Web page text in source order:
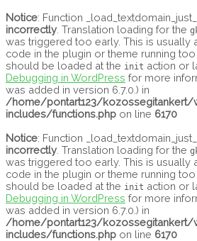
Notice: Function
incorrectly . Translation loading for the
was triggered too early. This is usually
code in the plugin or theme running
should be loaded at the init action or
Debugging in WordPress for more
was added in version 6.7.0.) in
/home/pontart123/kozossegitankert/
includes/functions.php on line 6170
Notice: Function
incorrectly . Translation loading for the
was triggered too early. This is usually
code in the plugin or theme running
should be loaded at the init action or
Debugging in WordPress for more
was added in version 6.7.0.) in
/home/pontart123/kozossegitankert/
includes/functions.php on line 6170